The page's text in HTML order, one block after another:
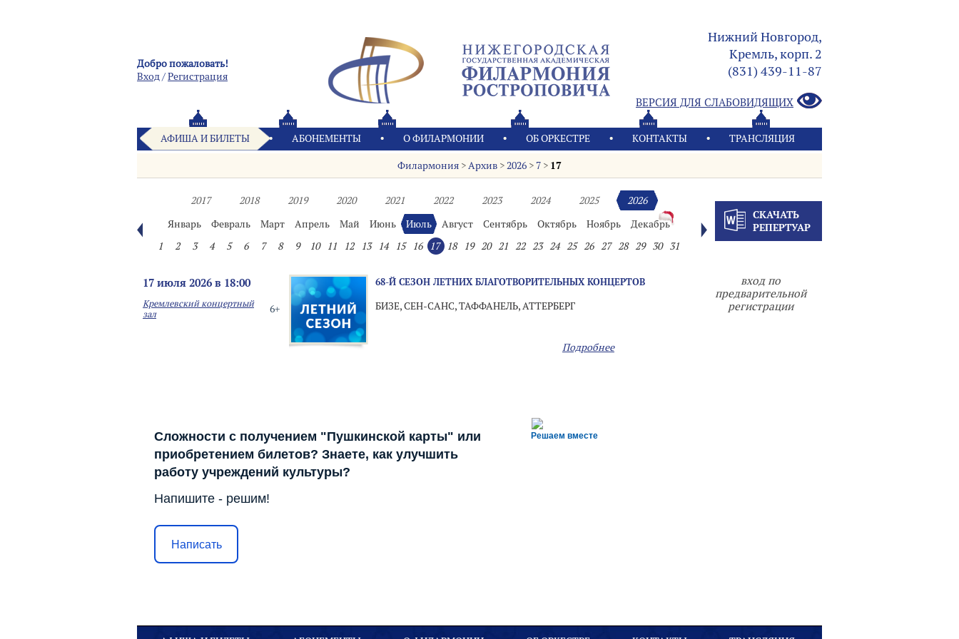
Добро пожаловать!
Вход/Pегистрация
Нижний Новгород,
Кремль, корп. 2
(831) 439-11-87
ВЕРСИЯ ДЛЯ СЛАБОВИДЯЩИХ
АФИША И БИЛЕТЫ АБОНЕМЕНТЫ О ФИЛАРМОНИИ OБ ОРКЕСТРЕ КОНТАКТЫ ТРАНСЛЯЦИЯ
Филармония >Архив >2026 > 7 > 17
2017 2018 2019 2020 2021 2022 2023 2024 2025
2026
Январь
Февраль Март Апрель Май Июнь Июль Август Сентябрь Октябрь Ноябрь
Декабрь
1
2 3 4 5 6 7 8 9 10 11 12 13 14 15 16 17 18 19 20 21 22 23 24 25 26 27 28 29 30 31
СКАЧАТЬ
РЕПЕРТУАР
17 июля 2026 в 18:00
6+
Кремлевский концертный
зал
68-Й СЕЗОН ЛЕТНИХ БЛАГОТВОРИТЕЛЬНЫХ КОНЦЕРТОВ
БИЗЕ, СЕН-САНС, ТАФФАНЕЛЬ, АТТЕРБЕРГ
Подробнее
вход по
предварительной
регистрации
Решаем вместе
Сложности с получением "Пушкинской карты" или
приобретением билетов? Знаете, как улучшить
работу учреждений культуры?
Напишите - решим!
Написать